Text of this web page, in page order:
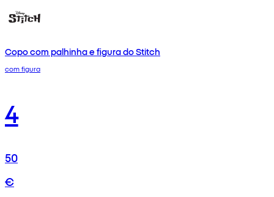
Copo com palhinha e figura do Stitch
com figura
4
50
€